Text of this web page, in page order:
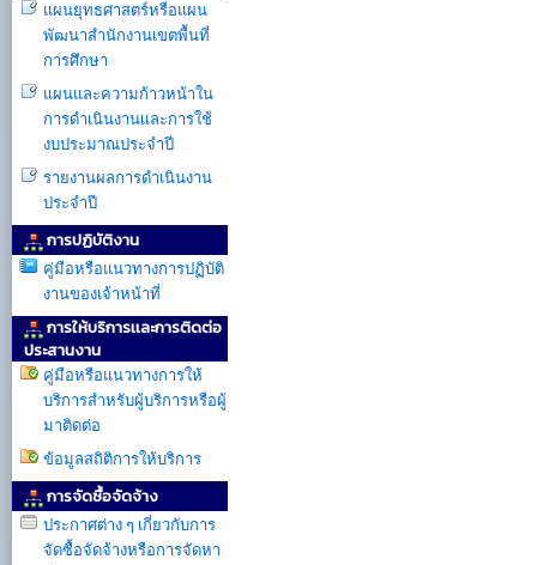
แผนยุทธศาสตร์หรือแผน
พัฒนาสำนักงานเขตพื้นที่
การศึกษา
แผนและความก้าวหน้าใน
การดำเนินงานเเละการใช้
งบประมาณประจำปี
รายงานผลการดำเนินงาน
ประจำปี
การปฏิบัติงาน
คู่มือหรือแนวทางการปฏิบัติ
งานของเจ้าหน้าที่
การให้บริการเเละการติดต่อ
ประสานงาน
คู่มือหรือแนวทางการให้
บริการสำหรับผู้บริการหรือผู้
มาติดต่อ
ข้อมูลสถิติการให้บริการ
การจัดซื้อจัดจ้าง
ประกาศต่าง ๆ เกี่ยวกับการ
จัดซื้อจัดจ้างหรือการจัดหา